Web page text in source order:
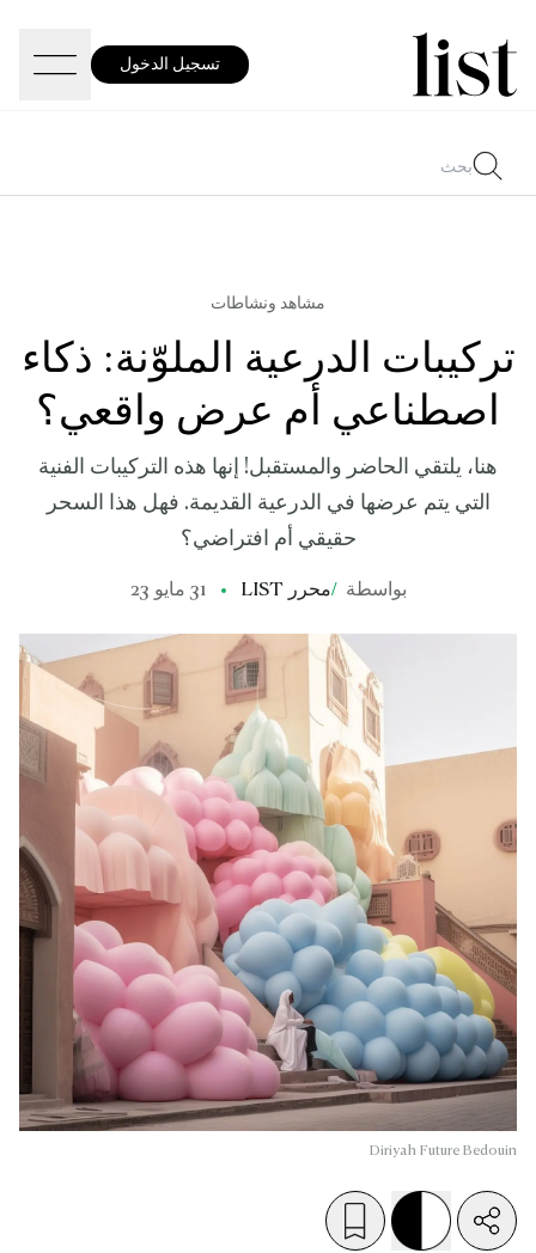
تسجيل الدخول
مشاهد ونشاطات
تركيبات الدرعية الملوّنة: ذكاء
اصطناعي أم عرض واقعي؟
هنا، يلتقي الحاضر والمستقبل! إنها هذه التركيبات الفنية
التي يتم عرضها في الدرعية القديمة. فهل هذا السحر
حقيقي أم افتراضي؟
بواسطة /محرر LIST 31 مايو 23
Diriyah Future Bedouin